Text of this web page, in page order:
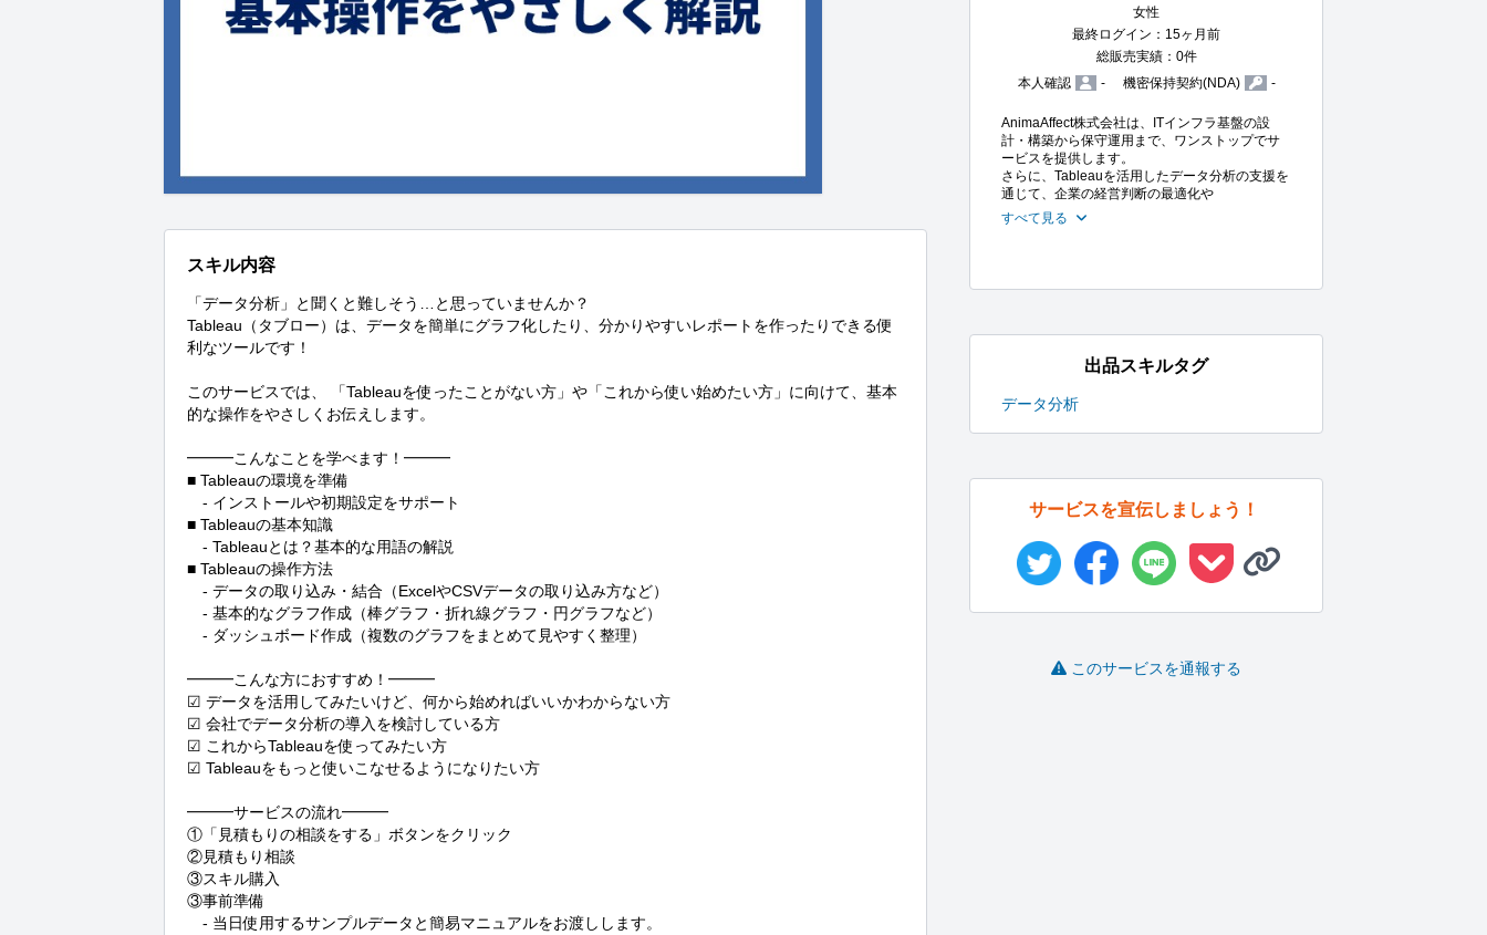
スキル内容
「データ分析」と聞くと難しそう…と思っていませんか？
Tableau（タブロー）は、データを簡単にグラフ化したり、分かりやすいレポートを作ったりできる便
利なツールです！
このサービスでは、 「Tableauを使ったことがない方」や「これから使い始めたい方」に向けて、基本
的な操作をやさしくお伝えします。
━━━こんなことを学べます！━━━
■ Tableauの環境を準備
- インストールや初期設定をサポート
■ Tableauの基本知識
- Tableauとは？基本的な用語の解説
■ Tableauの操作方法
- データの取り込み・結合（ExcelやCSVデータの取り込み方など）
- 基本的なグラフ作成（棒グラフ・折れ線グラフ・円グラフなど）
- ダッシュボード作成（複数のグラフをまとめて見やすく整理）
━━━こんな方におすすめ！━━━
☑ データを活用してみたいけど、何から始めればいいかわからない方
☑ 会社でデータ分析の導入を検討している方
☑ これからTableauを使ってみたい方
☑ Tableauをもっと使いこなせるようになりたい方
━━━サービスの流れ━━━
①「見積もりの相談をする」ボタンをクリック
②見積もり相談
③スキル購入
③事前準備
- 当日使用するサンプルデータと簡易マニュアルをお渡しします。
女性
最終ログイン：15ヶ月前
総販売実績：0件
本人確認
- 機密保持契約(NDA) -
AnimaAffect株式会社は、ITインフラ基盤の設
計・構築から保守運用まで、ワンストップでサ
ービスを提供します。
さらに、Tableauを活用したデータ分析の支援を
通じて、企業の経営判断の最適化や
すべて見る
出品スキルタグ
データ分析
サービスを宣伝しましょう！
このサービスを通報する